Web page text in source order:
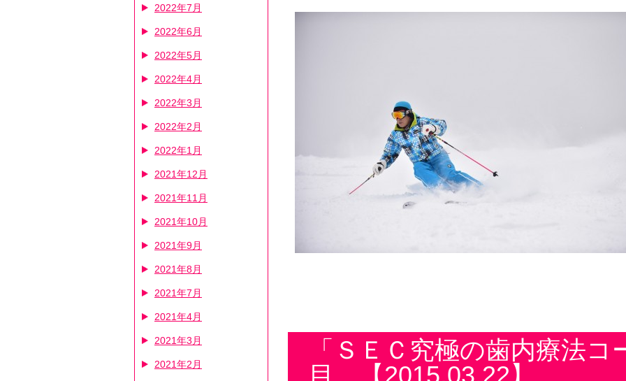
2022年7月
2022年6月
2022年5月
2022年4月
2022年3月
2022年2月
2022年1月
2021年12月
2021年11月
2021年10月
2021年9月
2021年8月
2021年7月
2021年4月
2021年3月
2021年2月
「ＳＥＣ究極の歯内療法
目 【2015.03.22】